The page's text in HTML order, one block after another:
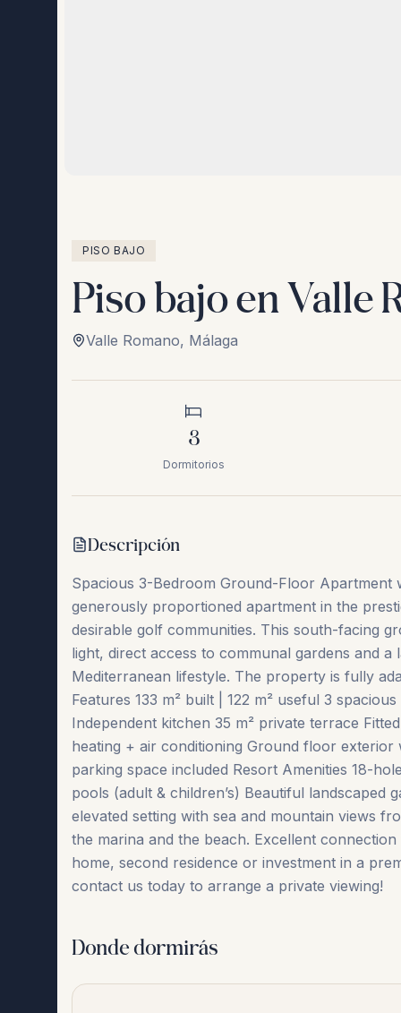
PISO BAJO
Piso bajo en Valle
Valle Romano, Málaga
3
Dormitorios
Descripción
Spacious 3-Bedroom Ground-Floor Apartment
generously proportioned apartment in the
desirable golf communities. This south-facing
light, direct access to communal gardens and
Mediterranean lifestyle. The property is fully
Features 133 m² built | 122 m² useful 3
Independent kitchen 35 m² private terrace
heating + air conditioning Ground floor
parking space included Resort Amenities 18-
pools (adult & children’s) Beautiful landscaped
elevated setting with sea and mountain views
the marina and the beach. Excellent
‌home, second ‌residence ‌or ‌investment ‌in ‌a
contact ‌us ‌today ‌to ‌arrange ‌a ‌private ‌viewing!
Donde dormirás